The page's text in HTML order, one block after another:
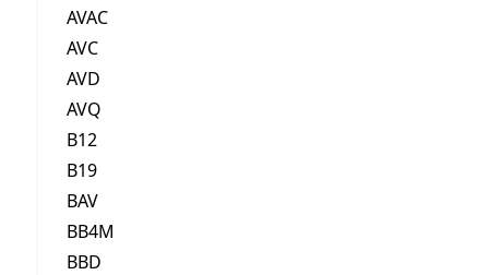
AVAC
AVC
AVD
AVQ
B12
B19
BAV
BB4M
BBD